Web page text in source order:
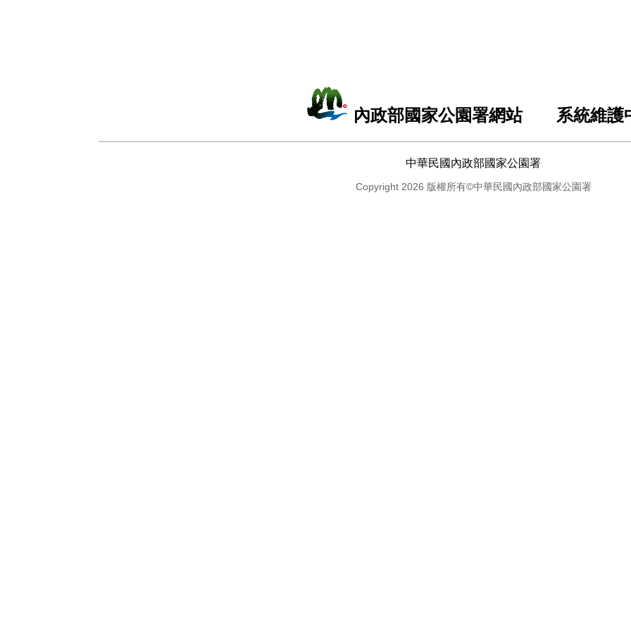
內政部國家公園署網站 系統維護
中華民國內政部國家公園署
Copyright 2026 版權所有©中華民國內政部國家公園署